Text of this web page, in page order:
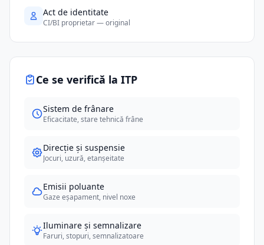
Act de identitate
CI/BI proprietar — original
Ce se verifică la ITP
Sistem de frânare
Eficacitate, stare tehnică frâne
Direcție și suspensie
Jocuri, uzură, etanșeitate
Emisii poluante
Gaze eșapament, nivel noxe
Iluminare și semnalizare
Faruri, stopuri, semnalizatoare